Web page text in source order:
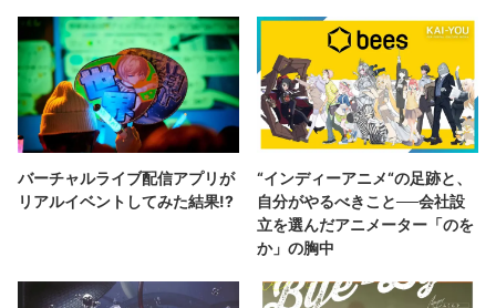
バーチャルライブ配信アプリが
リアルイベントしてみた結果!?
“インディーアニメ“の足跡と、
自分がやるべきこと──会社設
立を選んだアニメーター「のを
か」の胸中